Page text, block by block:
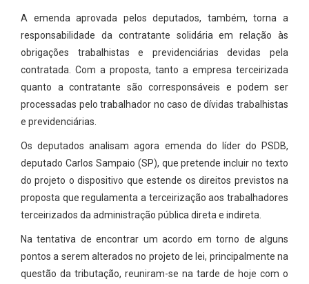
A emenda aprovada pelos deputados, também, torna a
responsabilidade da contratante solidária em relação às
obrigações trabalhistas e previdenciárias devidas pela
contratada. Com a proposta, tanto a empresa terceirizada
quanto a contratante são corresponsáveis e podem ser
processadas pelo trabalhador no caso de dívidas trabalhistas
e previdenciárias.
Os deputados analisam agora emenda do líder do PSDB,
deputado Carlos Sampaio (SP), que pretende incluir no texto
do projeto o dispositivo que estende os direitos previstos na
proposta que regulamenta a terceirização aos trabalhadores
terceirizados da administração pública direta e indireta.
Na tentativa de encontrar um acordo em torno de alguns
pontos a serem alterados no projeto de lei, principalmente na
questão da tributação, reuniram-se na tarde de hoje com o